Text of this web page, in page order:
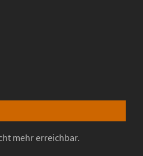
mehr erreichbar.